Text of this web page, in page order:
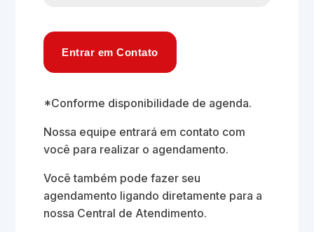
Entrar em Contato
*Conforme disponibilidade de agenda.
Nossa equipe entrará em contato com
você para realizar o agendamento.
Você também pode fazer seu
agendamento ligando diretamente para a
nossa Central de Atendimento.